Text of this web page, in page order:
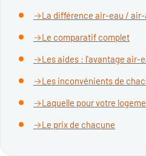
La différence air-eau /
Le comparatif complet
Les aides : l'avantage air-
Les inconvénients de
Laquelle pour votre
Le prix de chacune